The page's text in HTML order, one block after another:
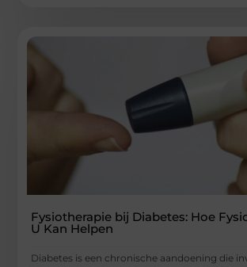
Fysiotherapie bij Diabetes: Hoe
U Kan Helpen
Diabetes is een chronische aandoening die